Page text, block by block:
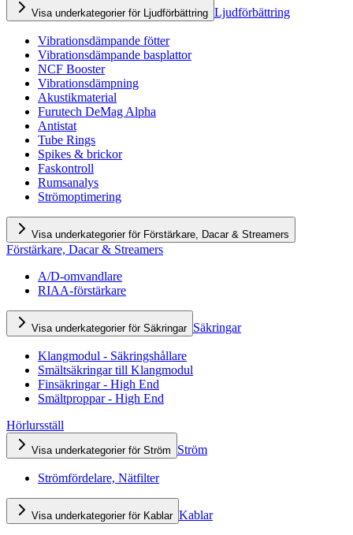
Visa underkategorier för Ljudförbättring Ljudförbättring
Vibrationsdämpande fötter
Vibrationsdämpande basplattor
NCF Booster
Vibrationsdämpning
Akustikmaterial
Furutech DeMag Alpha
Antistat
Tube Rings
Spikes & brickor
Faskontroll
Rumsanalys
Strömoptimering
Visa underkategorier för Förstärkare, Dacar & Streamers
Förstärkare, Dacar & Streamers
A/D-omvandlare
RIAA-förstärkare
Visa underkategorier för Säkringar Säkringar
Klangmodul - Säkringshållare
Smältsäkringar till Klangmodul
Finsäkringar - High End
Smältproppar - High End
Hörlursställ
Visa underkategorier för Ström Ström
Strömfördelare, Nätfilter
Visa underkategorier för Kablar Kablar